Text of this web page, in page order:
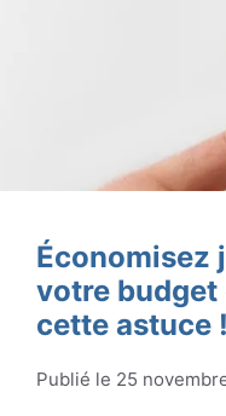
Économisez
votre budget
cette astuce !
25